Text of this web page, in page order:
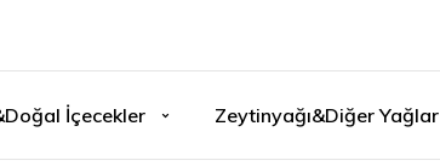
İçecekler Zeytinyağı&Diğer Yağlar